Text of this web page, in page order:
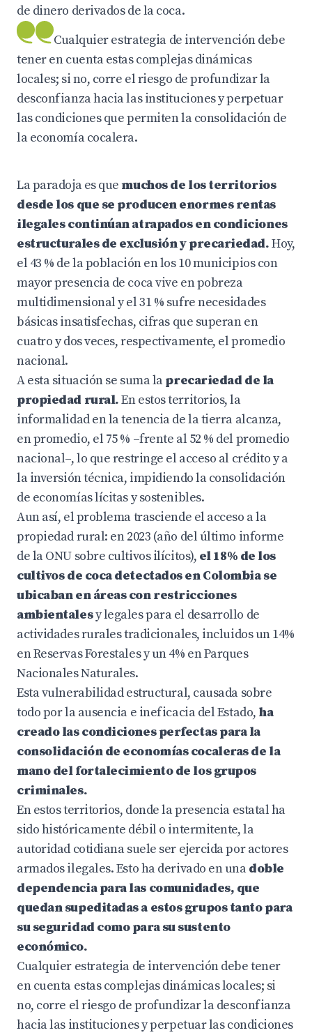
de dinero derivados de la coca.
Cualquier estrategia de intervención debe
tener en cuenta estas complejas dinámicas
locales; si no, corre el riesgo de profundizar la
desconfianza hacia las instituciones y perpetuar
las condiciones que permiten la consolidación de
la economía cocalera.
La paradoja es quemuchos de los territorios
desde los que se producen enormes rentas
ilegales continúan atrapados en condiciones
estructurales de exclusión y precariedad.Hoy,
el 43 % de la población en los 10 municipios con
mayor presencia de coca vive en pobreza
multidimensional y el 31 % sufre necesidades
básicas insatisfechas, cifras que superan en
cuatro y dos veces, respectivamente, el promedio
nacional.
A esta situación se suma laprecariedad de la
propiedad rural.En estos territorios, la
informalidad en la tenencia de la tierra alcanza,
en promedio, el 75 % –frente al 52 % del promedio
nacional–, lo que restringe el acceso al crédito y a
la inversión técnica, impidiendo la consolidación
de economías lícitas y sostenibles.
Aun así, el problema trasciende el acceso a la
propiedad rural: en 2023 (año del último informe
de la ONU sobre cultivos ilícitos), el 18% de los
cultivos de coca detectados en Colombia se
ubicaban en áreas con restricciones
ambientalesy legales para el desarrollo de
actividades rurales tradicionales, incluidos un 14%
en Reservas Forestales y un 4% en Parques
Nacionales Naturales.
Esta vulnerabilidad estructural, causada sobre
todo por la ausencia e ineficacia del Estado, ha
creado las condiciones perfectas para la
consolidación de economías cocaleras de la
mano del fortalecimiento de los grupos
criminales.
En estos territorios, donde la presencia estatal ha
sido históricamente débil o intermitente, la
autoridad cotidiana suele ser ejercida por actores
armados ilegales. Esto ha derivado en unadoble
dependencia para las comunidades, que
quedan supeditadas a estos grupos tanto para
su seguridad como para su sustento
económico.
Cualquier estrategia de intervención debe tener
en cuenta estas complejas dinámicas locales; si
no, corre el riesgo de profundizar la desconfianza
hacia las instituciones y perpetuar las condiciones